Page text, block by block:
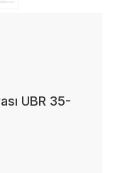
UBR 35-